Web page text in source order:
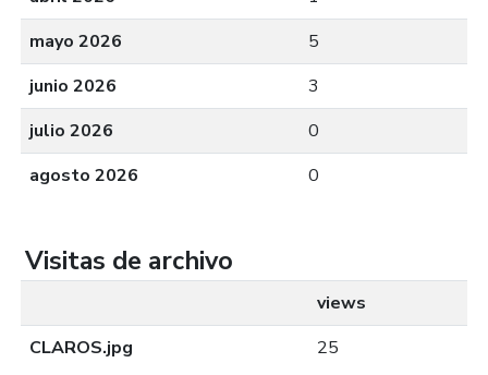
mayo 2026
5
junio 2026
3
julio 2026
0
agosto 2026
0
Visitas de archivo
views
CLAROS.jpg
25